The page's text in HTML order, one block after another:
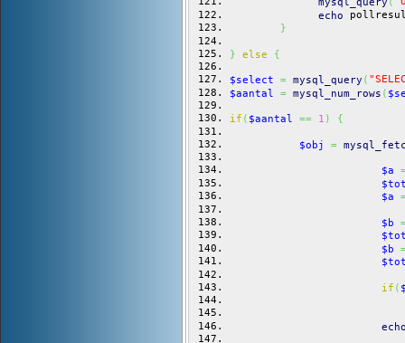
echo
}
} else {
$select = mysql_query (
$aantal
= mysql_num_rows (
if ( $aantal == 1 ) {
$obj =
$a
$a
$b
$b
if (